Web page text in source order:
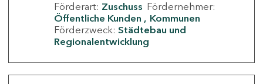
Förderart: Zuschuss Fördernehmer:
Öffentliche Kunden
Kommunen
Förderzweck: Städtebau und
Regionalentwicklung